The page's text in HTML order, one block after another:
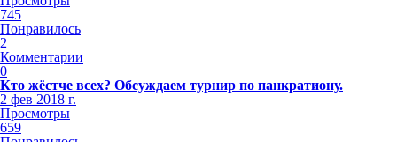
745
Понравилось
2
Комментарии
0
Кто жёстче всех? Обсуждаем турнир по панкратиону.
2 фев 2018 г.
Просмотры
659